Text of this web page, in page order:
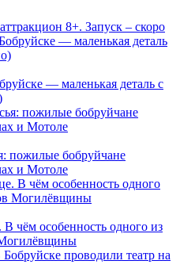
8+. Запуск – скоро
— маленькая деталь с
пожилые бобруйчане
и Мотоле
чём особенность одного из